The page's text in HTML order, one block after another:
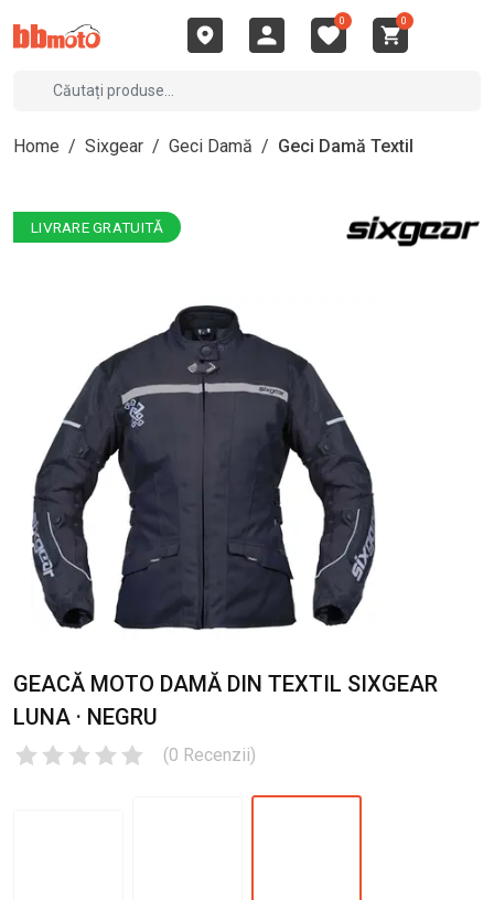
0 0
Home / Sixgear / Geci Damă / Geci Damă Textil
LIVRARE GRATUITĂ
GEACĂ MOTO DAMĂ DIN TEXTIL SIXGEAR
LUNA · NEGRU
(0 Recenzii)